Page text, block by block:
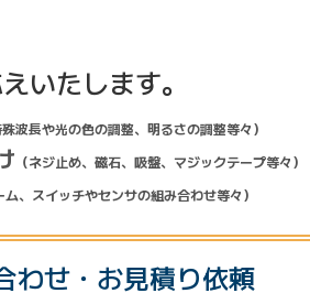
いたします。
殊波長や光の色の調整、明るさの調整等々）
（ネジ止め、磁石、吸盤、マジックテープ等々）
、スイッチやセンサの組み合わせ等々）
わせ・お見積り依頼